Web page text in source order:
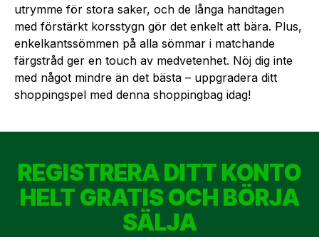
utrymme för stora saker, och de långa handtagen
med förstärkt korsstygn gör det enkelt att bära. Plus,
enkelkantssö­mmen på alla sömmar i matchande
färgstråd ger en touch av medvetenhet. Nöj dig inte
med något mindre än det bästa – uppgradera ditt
shoppingspel med denna shoppingbag idag!
REGISTRERA DITT KONTO
HELT GRATIS OCH BÖRJA
SÄLJA